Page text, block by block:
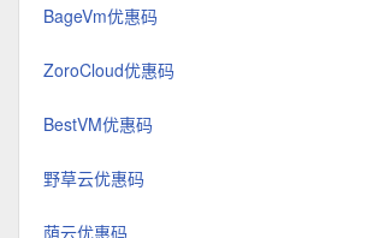
BageVm优惠码
ZoroCloud优惠码
BestVM优惠码
野草云优惠码
荫云优惠码